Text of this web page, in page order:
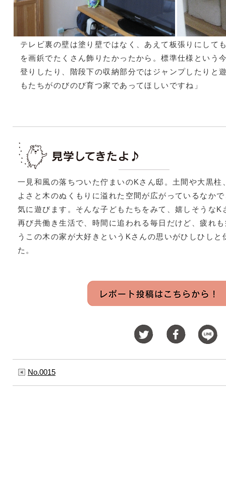
テレビ裏の壁は塗り壁ではなく、あえて板張りにして
を画鋲でたくさん飾りたかったから。標準仕様という
登りしたり、階段下の収納部分ではジャンプしたりと
もたちがのびのび育つ家であってほしいですね」
一見和風の落ちついた佇まいのKさん邸。土間や大黒柱
よさと木のぬくもりに溢れた空間が広がっているなか
気に遊びます。そんな子どもたちをみて、嬉しそうなK
再び共働き生活で、時間に追われる毎日だけど、疲れ
うこの木の家が大好きというKさんの思いがひしひしと
た。
No.0015